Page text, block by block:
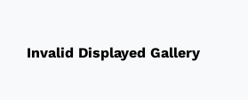
Invalid Displayed Gallery